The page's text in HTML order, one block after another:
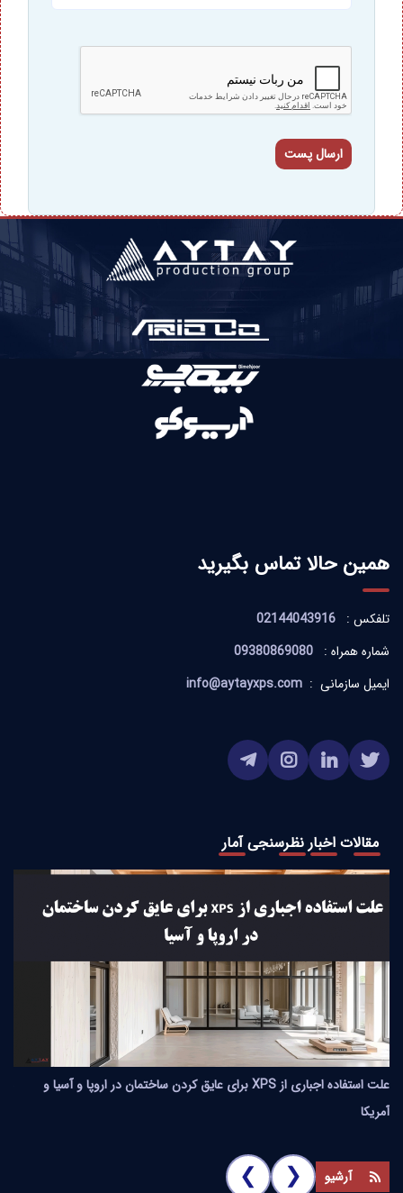
ارسال پست
همین حالا تماس بگیرید
تلفکس : 02144043916
شماره همراه : 09380869080
ایمیل سازمانی : info@aytayxps.com
مقالات اخبار نظرسنجیآمار
علت استفاده اجباری از XPS برای عایق کردن ساختمان در اروپا و آسیا و
آمریکا
آرشیو ❮
❮